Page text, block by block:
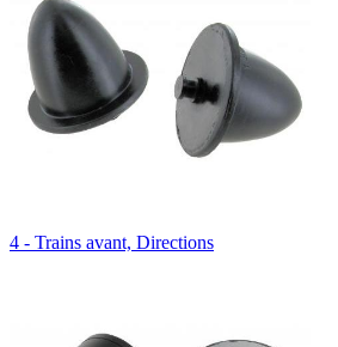
4 - Trains avant, Directions